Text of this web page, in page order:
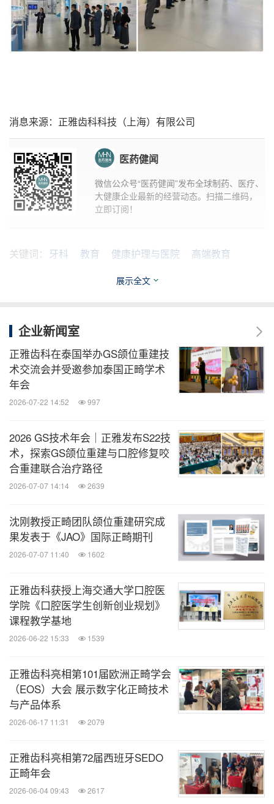
消息来源：正雅齿科科技（上海）有限公司
医药健闻
微信公众号“医药健闻”发布全球制药、医疗、
大健康企业最新的经营动态。扫描二维码，
立即订阅！
关键词： 牙科 教育 健康护理与医院
高端教育
展示全文
企业新闻室
正雅齿科在泰国举办GS颌位重建技
术交流会并受邀参加泰国正畸学术
年会
2026-07-22 14:52 997
2026 GS技术年会｜正雅发布S22技
术，探索GS颌位重建与口腔修复咬
合重建联合治疗路径
2026-07-07 14:14 2639
沈刚教授正畸团队颌位重建研究成
果发表于《JAO》国际正畸期刊
2026-07-07 11:40 1602
正雅齿科获授上海交通大学口腔医
学院《口腔医学生创新创业规划》
课程教学基地
2026-06-22 15:33 1539
正雅齿科亮相第101届欧洲正畸学会
（EOS）大会 展示数字化正畸技术
与产品体系
2026-06-17 11:31 2079
正雅齿科亮相第72届西班牙SEDO
正畸年会
2026-06-04 09:43 2617